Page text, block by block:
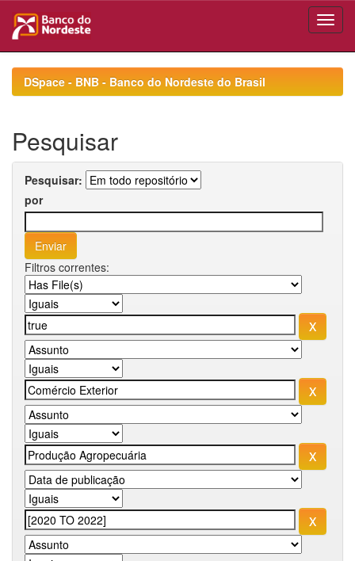
navigationDSpace - BNB - Banco do Nordeste do Brasil
Pesquisar
Pesquisar:
por
Filtros correntes: